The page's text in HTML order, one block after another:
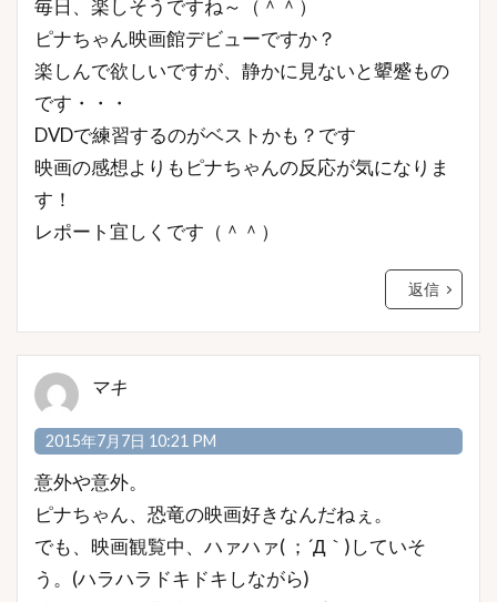
毎日、楽しそうですね～（＾＾）
ピナちゃん映画館デビューですか？
楽しんで欲しいですが、静かに見ないと顰蹙もの
です・・・
DVDで練習するのがベストかも？です
映画の感想よりもピナちゃんの反応が気になりま
す！
レポート宜しくです（＾＾）
返信
マキ
2015年7月7日 10:21 PM
意外や意外。
ピナちゃん、恐竜の映画好きなんだねぇ。
でも、映画観覧中、ハァハァ( ；´Д｀)していそ
う。(ハラハラドキドキしながら)